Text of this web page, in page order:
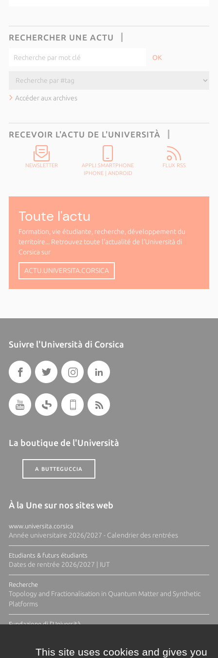
RECHERCHER UNE ACTU
Accéder aux archives
RECEVOIR L'ACTU DE L'UNIVERSITÀ
NEWSLETTER
APPLI SMARTPHONE
IPHONE| ANDROID
FLUX RSS
Toute l'actu
Formation, vie étudiante, recherche, développement du
territoire... Retrouvez toute l'actualité de l'Università di
Corsica sur
ACTU.UNIVERSITA.CORSICA
Suivre l'Università di Corsica
La boutique de l'Università
A BUTTEGUCCIA
À la Une sur nos sites web
www.universita.corsica
Année universitaire 2026/2027 - Calendrier des rentrées
Etudiants & futurs étudiants
Dates de rentrée 2026/2027 | IUT
Recherche
Topology and Fractionalisation in Quantum Matter and Synthetic
Platforms
Fundazione di l'Università
This site uses cookies and gives you